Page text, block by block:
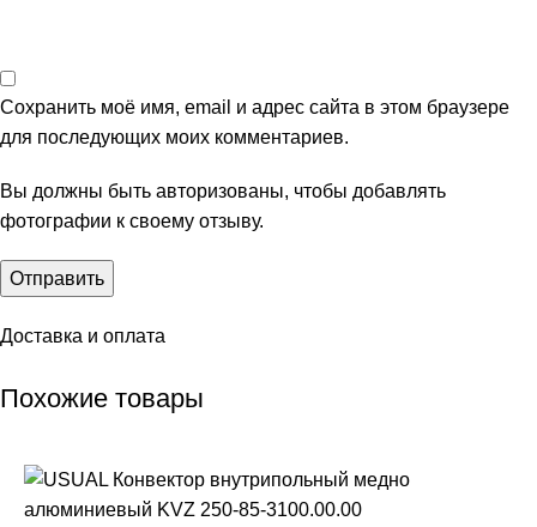
Сохранить моё имя, email и адрес сайта в этом браузере
для последующих моих комментариев.
Вы должны быть авторизованы, чтобы добавлять
фотографии к своему отзыву.
Доставка и оплата
Похожие товары